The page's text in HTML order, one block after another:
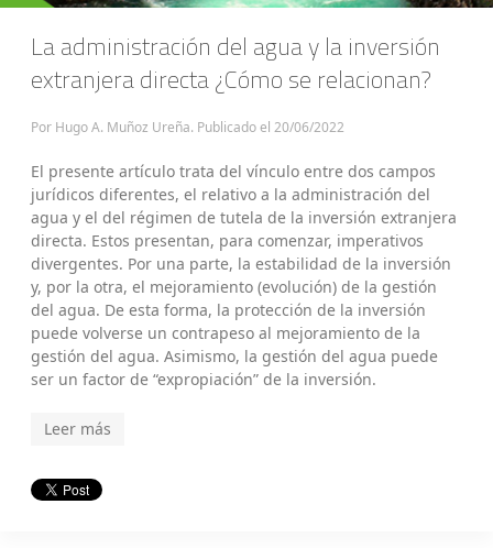
La administración del agua y la inversión
extranjera directa ¿Cómo se relacionan?
Por Hugo A. Muñoz Ureña. Publicado el 20/06/2022
El presente artículo trata del vínculo entre dos campos
jurídicos diferentes, el relativo a la administración del
agua y el del régimen de tutela de la inversión extranjera
directa. Estos presentan, para comenzar, imperativos
divergentes. Por una parte, la estabilidad de la inversión
y, por la otra, el mejoramiento (evolución) de la gestión
del agua. De esta forma, la protección de la inversión
puede volverse un contrapeso al mejoramiento de la
gestión del agua. Asimismo, la gestión del agua puede
ser un factor de “expropiación” de la inversión.
Leer más